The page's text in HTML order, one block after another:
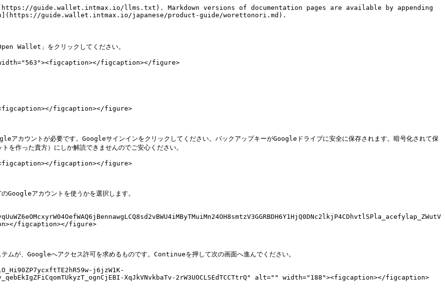
guide.wallet.intmax.io/llms.txt). Markdown versions of documentation pages are available by appending
guide.wallet.intmax.io/japanese/product-guide/worettonori.md).
」をクリックしてください。
figcaption></figure>
figcaption></figure>
ウントが必要です。Googleサインインをクリックしてください。バックアップキーがGoogleドライブに安全に保存されます。暗号化されて保
を作った貴方）にしか解読できませんのでご安心ください。
figcaption></figure>
アカウントを使うかを選択します。
figcaption></figure>
、Googleへアクセス許可を求めるものです。Continueを押して次の画面へ進んでください。
j6jzW1K-
XqJkVNvkbaTv-2rW3UOCLSEdTCCTtrQ" alt="" width="188"><figcaption></figcaption>